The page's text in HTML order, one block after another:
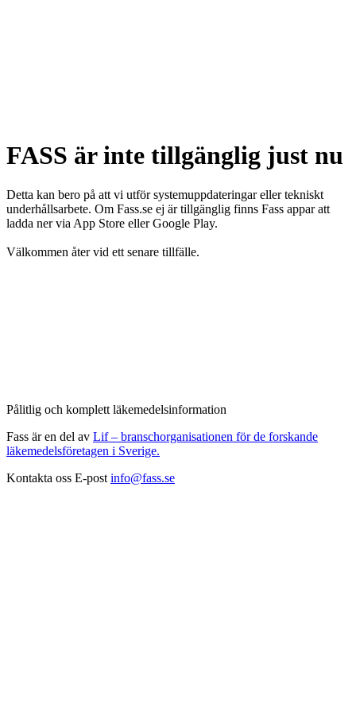
FASS är inte tillgänglig just nu
Detta kan bero på att vi utför systemuppdateringar eller tekniskt
underhållsarbete. Om Fass.se ej är tillgänglig finns Fass appar att
ladda ner via App Store eller Google Play.
Välkommen åter vid ett senare tillfälle.
Pålitlig och komplett läkemedelsinformation
Fass är en del av Lif – branschorganisationen för de forskande
läkemedelsföretagen i Sverige.
Kontakta oss E-post info@fass.se